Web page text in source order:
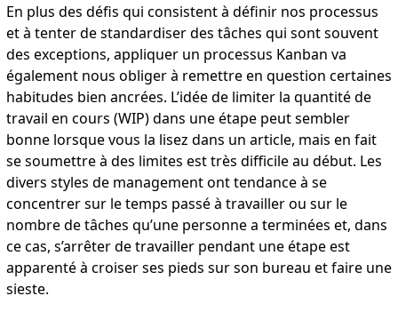
En plus des défis qui consistent à définir nos processus
et à tenter de standardiser des tâches qui sont souvent
des exceptions, appliquer un processus Kanban va
également nous obliger à remettre en question certaines
habitudes bien ancrées. L’idée de limiter la quantité de
travail en cours (WIP) dans une étape peut sembler
bonne lorsque vous la lisez dans un article, mais en fait
se soumettre à des limites est très difficile au début. Les
divers styles de management ont tendance à se
concentrer sur le temps passé à travailler ou sur le
nombre de tâches qu’une personne a terminées et, dans
ce cas, s’arrêter de travailler pendant une étape est
apparenté à croiser ses pieds sur son bureau et faire une
sieste.